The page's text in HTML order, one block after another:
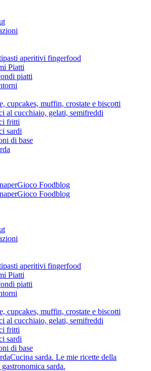
aperitivi fingerfood
Piatti
piatti
cupcakes, muffin, crostate e biscotti
al cucchiaio, gelati, semifreddi
fritti
sardi
di base
aperitivi fingerfood
Piatti
piatti
cupcakes, muffin, crostate e biscotti
al cucchiaio, gelati, semifreddi
fritti
sardi
di base
Cucina sarda. Le mie ricette della
sarda.